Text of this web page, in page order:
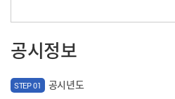
공시정보
STEP 01 공시년도